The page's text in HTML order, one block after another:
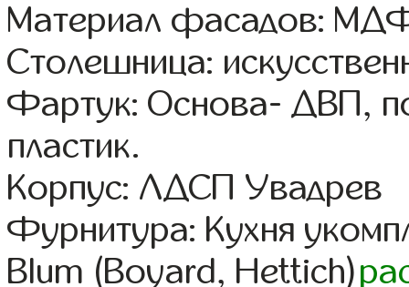
Материал фасадов:
Столешница:
Фартук: Основа- ДВП,
пластик.
Корпус: ЛДСП Увадрев
Фурнитура: Кухня
Blum (Boyard, Hettich)